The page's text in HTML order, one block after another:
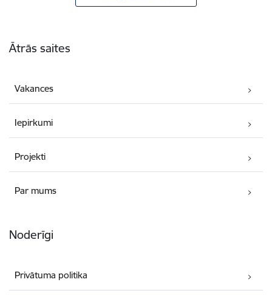
Ātrās saites
Vakances
Iepirkumi
Projekti
Par mums
Noderīgi
Privātuma politika